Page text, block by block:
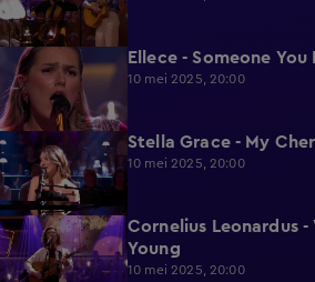
1:29 Ellece - Someone You
10 mei 2025, 20:00
1:47 Stella Grace - My
10 mei 2025, 20:00
1:50
Cornelius Leonardus
Young
10 mei 2025, 20:00